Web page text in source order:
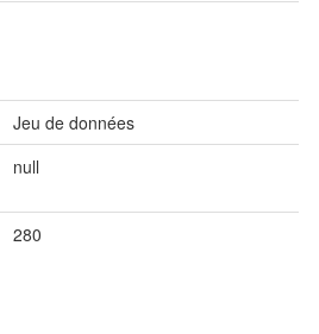
Jeu de données
null
280